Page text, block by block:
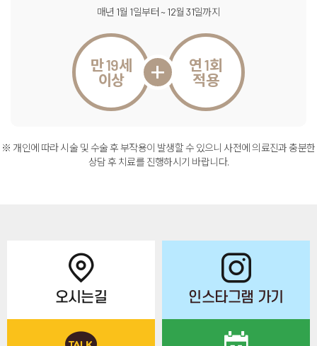
매년 1월 1일부터 ~ 12월 31일까지
만 19세
이상
연 1회
적용
※ 개인에 따라 시술 및 수술 후 부작용이 발생할 수 있으니 사전에 의료진과 충분한
상담 후 치료를 진행하시기 바랍니다.
오시는길 인스타그램 가기